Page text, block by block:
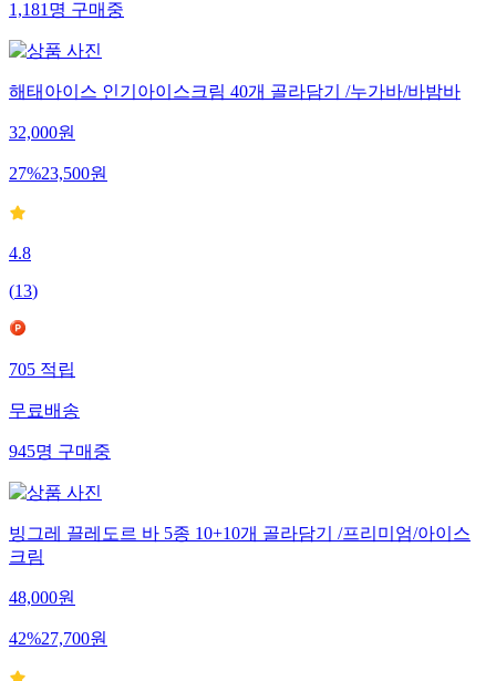
1,181명구매중
해태아이스 인기아이스크림 40개 골라담기 /누가바/바밤바
32,000원
27%23,500원
4.8
(13)
705적립
무료배송
945명구매중
빙그레 끌레도르 바 5종 10+10개 골라담기 /프리미엄/아이스
크림
48,000원
42%27,700원